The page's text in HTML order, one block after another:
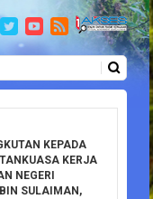
KEPADA
KERJA
NEGERI
SULAIMAN,